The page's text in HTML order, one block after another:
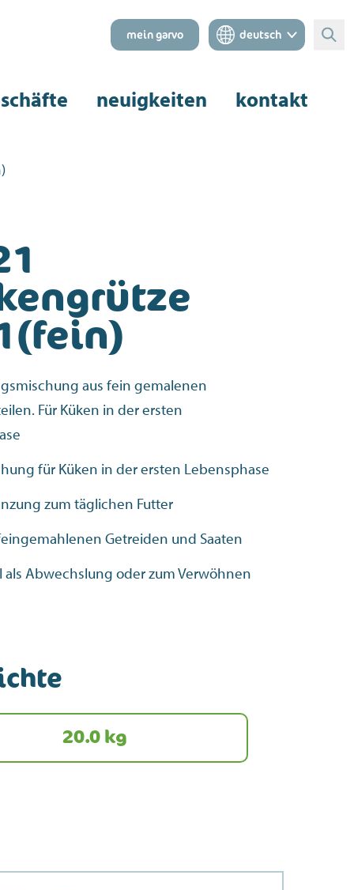
mein garvo deutsch
neuigkeiten kontakt
aus fein gemalenen
Für Küken in der ersten
für Küken in der ersten Lebensphase
zum täglichen Futter
Getreiden und Saaten
als Abwechslung oder zum Verwöhnen
20.0 kg